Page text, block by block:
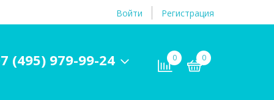
Войти Регистрация
(495) 979-99-24 0 0